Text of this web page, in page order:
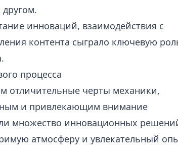
другом.
инноваций, взаимодействия с
контента сыграло ключевую
процесса
отличительные черты механики,
и привлекающим внимание
множество инновационных
атмосферу и увлекательный